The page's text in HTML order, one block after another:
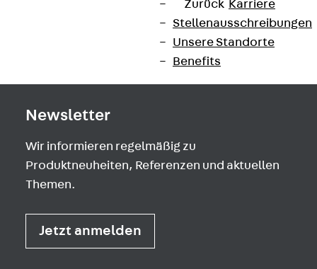
Zurück Karriere
Stellenausschreibungen
Unsere Standorte
Benefits
Newsletter
Wir informieren regelmäßig zu
Produktneuheiten, Referenzen und aktuellen
Themen.
Jetzt anmelden